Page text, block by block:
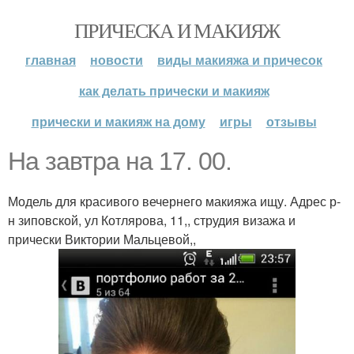
ПРИЧЕСКА И МАКИЯЖ
главная новости
виды макияжа и причесок
как делать прически и макияж
прически и макияж на дому
игры отзывы
На завтра на 17. 00.
Модель для красивого вечернего макияжа ищу. Адрес р-
н зиповской, ул Котлярова, 11,, струдия визажа и
прически Виктории Мальцевой,,